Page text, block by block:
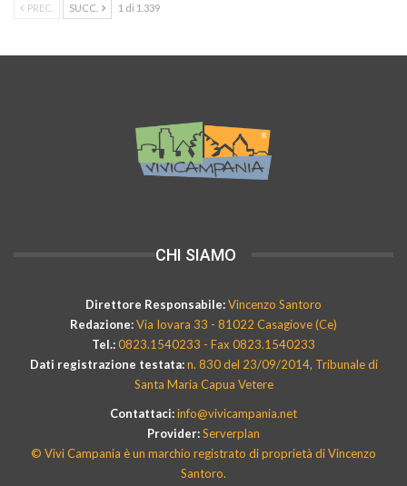
PREC. SUCC. 1 di 1.339
CHI SIAMO
Direttore Responsabile:Vincenzo Santoro
Redazione:Via Iovara 33 - 81022 Casagiove (Ce)
Tel.:0823.1540233 - Fax 0823.1540233
Dati registrazione testata:n. 830 del 23/09/2014, Tribunale di
Santa Maria Capua Vetere
Contattaci:info@vivicampania.net
Provider:Serverplan
© Vivi Campania è un marchio registrato di proprietà di Vincenzo
Santoro.